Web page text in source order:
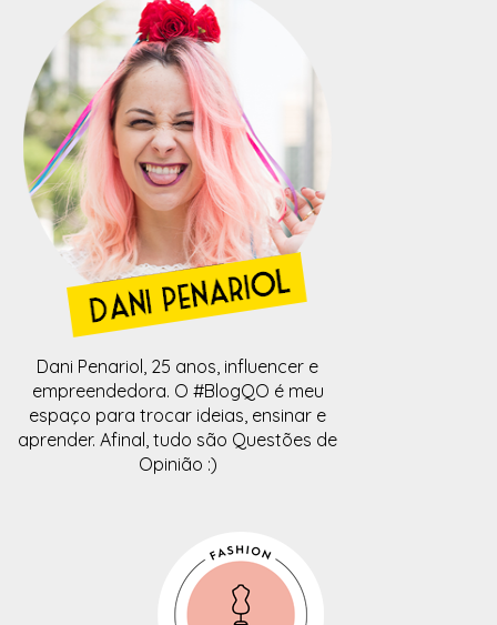
Dani Penariol, 25 anos, influencer e
empreendedora. O #BlogQO é meu
espaço para trocar ideias, ensinar e
aprender. Afinal, tudo são Questões de
Opinião :)